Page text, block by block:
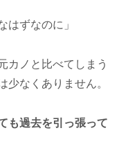
はずなのに」
カノと比べてしまう
なくありません。
も過去を引っ張って